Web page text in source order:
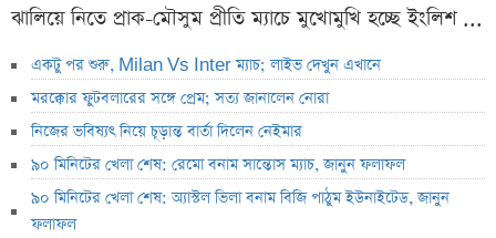
ঝালিয়ে নিতে প্রাক-মৌসুম প্রীতি ম্যাচে মুখোমুখি হচ্ছে ইংলিশ ...
একটু পর শুরু, Milan Vs Inter ম্যাচ; লাইভ দেখুন এখানে
মরক্কোর ফুটবলারের সঙ্গে প্রেম; সত্য জানালেন নোরা
নিজের ভবিষ্যৎ নিয়ে চূড়ান্ত বার্তা দিলেন নেইমার
৯০ মিনিটের খেলা শেষ: রেমো বনাম সান্তোস ম্যাচ, জানুন ফলাফল
৯০ মিনিটের খেলা শেষ: অ্যাস্টল ভিলা বনাম বিজি পাঠুম ইউনাইটেড, জানুন
ফলাফল